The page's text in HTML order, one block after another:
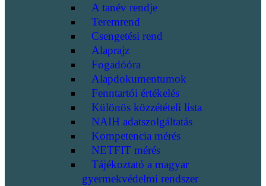
A tanév rendje
Teremrend
Csengetési rend
Alaprajz
Fogadóóra
Alapdokumentumok
Fenntartói értékelés
Különös közzétételi lista
NAIH adatszolgáltatás
Kompetencia mérés
NETFIT mérés
Tájékoztató a magyar
gyermekvédelmi rendszer